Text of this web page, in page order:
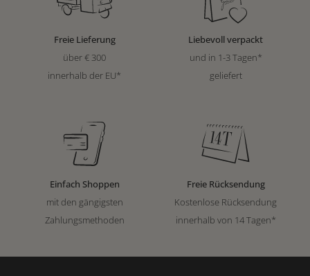
Freie Lieferung
über € 300
innerhalb der EU*
Liebevoll verpackt
und in 1-3 Tagen*
geliefert
Einfach Shoppen
mit den gängigsten
Zahlungsmethoden
Freie Rücksendung
Kostenlose Rücksendung
innerhalb von 14 Tagen*